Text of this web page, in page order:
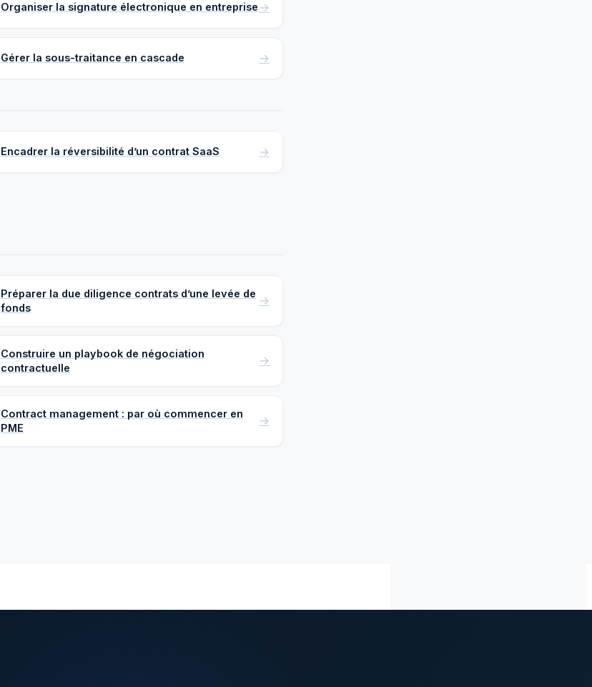
Organiser la signature électronique en entreprise
Gérer la sous-traitance en cascade
Encadrer la réversibilité d’un contrat SaaS
Préparer la due diligence contrats d’une levée de
fonds
Construire un playbook de négociation
contractuelle
Contract management : par où commencer en
PME